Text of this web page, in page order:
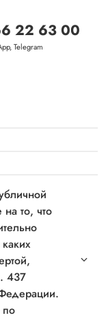
то, что
437
по
22 63 00
Telegram